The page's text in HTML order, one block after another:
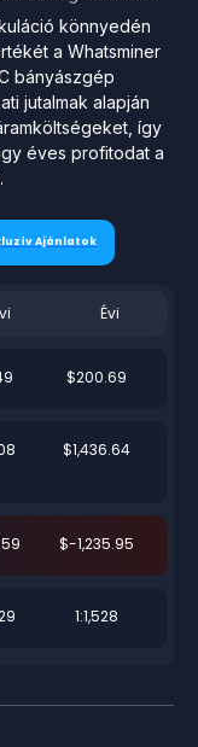
könnyedén
a Whatsminer
bányászgép
jutalmak alapján
így
éves profitodat a
Ajánlatok
Évi
$200.69
$1,436.64
$-1,235.95
1:1,528